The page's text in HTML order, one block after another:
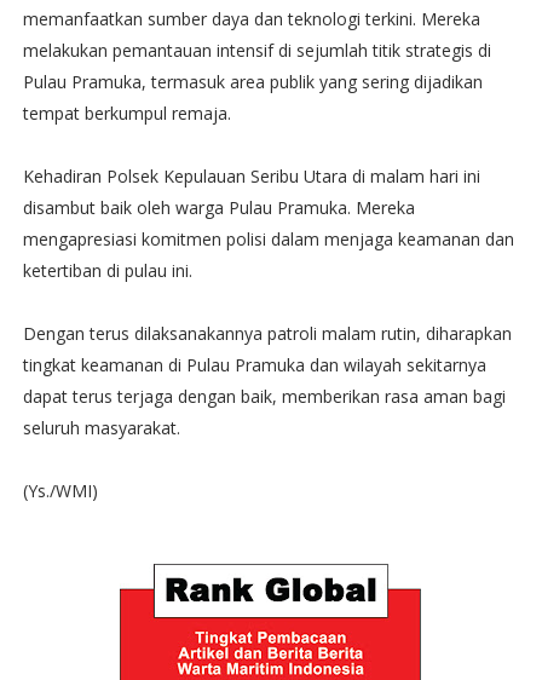
memanfaatkan sumber daya dan teknologi terkini. Mereka
melakukan pemantauan intensif di sejumlah titik strategis di
Pulau Pramuka, termasuk area publik yang sering dijadikan
tempat berkumpul remaja.
Kehadiran Polsek Kepulauan Seribu Utara di malam hari ini
disambut baik oleh warga Pulau Pramuka. Mereka
mengapresiasi komitmen polisi dalam menjaga keamanan dan
ketertiban di pulau ini.
Dengan terus dilaksanakannya patroli malam rutin, diharapkan
tingkat keamanan di Pulau Pramuka dan wilayah sekitarnya
dapat terus terjaga dengan baik, memberikan rasa aman bagi
seluruh masyarakat.
(Ys./WMI)